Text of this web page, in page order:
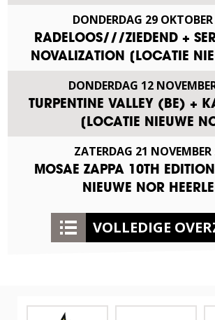
DONDERDAG 29 OKTOBER
RADELOOS///ZIEDEND +
NOVALIZATION [LOCATIE
DONDERDAG 12
TURPENTINE VALLEY (BE) +
[LOCATIE NIEUWE
ZATERDAG 21 NOVEMBER
MOSAE ZAPPA 10TH
NIEUWE NOR
VOLLEDIGE